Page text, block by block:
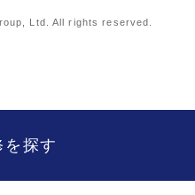
Ltd. All rights reserved.
探す